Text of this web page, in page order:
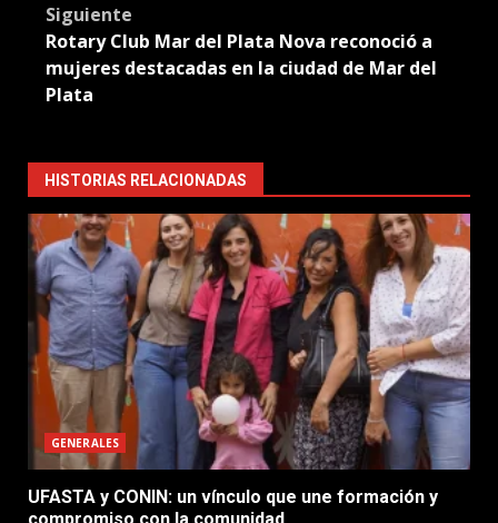
Siguiente
Rotary Club Mar del Plata Nova reconoció a
mujeres destacadas en la ciudad de Mar del
Plata
HISTORIAS RELACIONADAS
GENERALES
UFASTA y CONIN: un vínculo que une formación y